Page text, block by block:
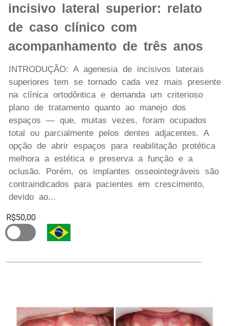
incisivo lateral superior: relato
de caso clínico com
acompanhamento de três anos
INTRO DUÇÃO: A agenesia de incisivos laterais
superiores tem se tornado cada vez mais presente
na clínica ortodôntica e demanda um criterioso
plano de tratamento quanto ao manejo dos
espaços — que, muitas vezes, foram ocupados
total ou parcialmente pelos dentes adjacentes. A
opção de abrir espaços para reabilitação protética
melhora a estética e preserva a função e a
oclusão. Porém, os implantes osseointegráveis são
contraindicados para pacientes em crescimento,
devido ao...
R$50,00